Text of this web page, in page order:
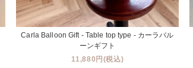
Carla Balloon Gift - Table top type - カーラバル
ーンギフト
11,880円(税込)